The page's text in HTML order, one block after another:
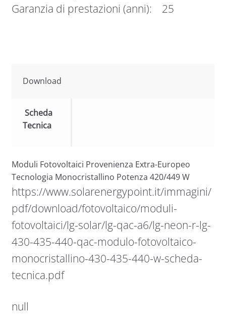
Garanzia di prestazioni (anni): 25
Download
Scheda
Tecnica
Moduli Fotovoltaici Provenienza Extra-Europeo
Tecnologia Monocristallino Potenza 420/449 W
https://www.solarenergypoint.it/immagini/
pdf/download/fotovoltaico/moduli-
fotovoltaici/lg-solar/lg-qac-a6/lg-neon-r-lg-
430-435-440-qac-modulo-fotovoltaico-
monocristallino-430-435-440-w-scheda-
tecnica.pdf
null